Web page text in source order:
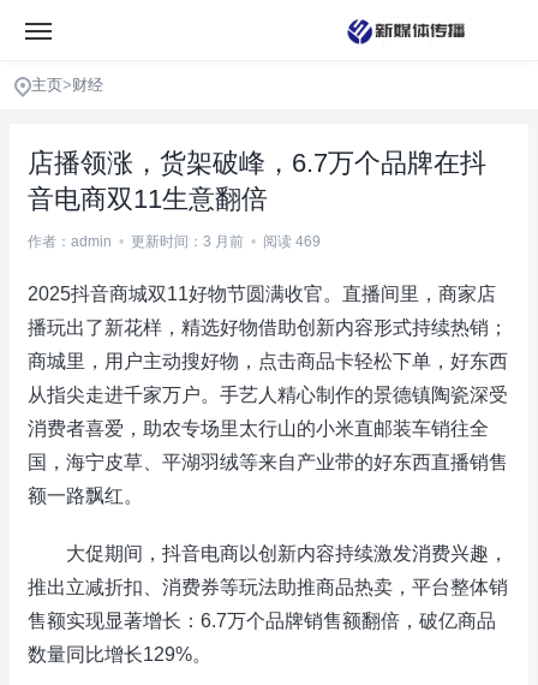
主页>财经
店播领涨，货架破峰，6.7万个品牌在抖
音电商双11生意翻倍
作者：admin • 更新时间：3 月前 • 阅读 469
2025抖音商城双11好物节圆满收官。直播间里，商家店
播玩出了新花样，精选好物借助创新内容形式持续热销；
商城里，用户主动搜好物，点击商品卡轻松下单，好东西
从指尖走进千家万户。手艺人精心制作的景德镇陶瓷深受
消费者喜爱，助农专场里太行山的小米直邮装车销往全
国，海宁皮草、平湖羽绒等来自产业带的好东西直播销售
额一路飘红。
大促期间，抖音电商以创新内容持续激发消费兴趣，
推出立减折扣、消费券等玩法助推商品热卖，平台整体销
售额实现显著增长：6.7万个品牌销售额翻倍，破亿商品
数量同比增长129%。